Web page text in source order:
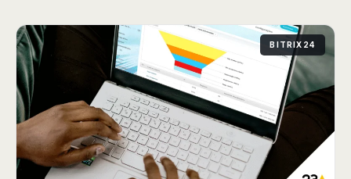
BITRIX24